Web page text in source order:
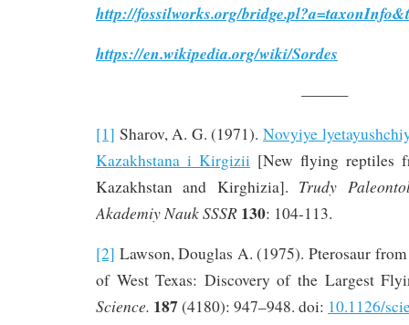
http://fossilworks.org/
https://en.wikipedia.org/wiki/Sordes
———
[1] Sharov, A. G. (1971).Novyiye
Kazakhstana i Kirgizii [New flying reptiles
Kazakhstan and Kirghizia]. Trudy
Akademiy Nauk SSSR 130: 104-113.
[2] Lawson, Douglas A. (1975). Pterosaur
of West Texas: Discovery of the Largest
Science. 187(4180): 947–948. doi: 10.1126/